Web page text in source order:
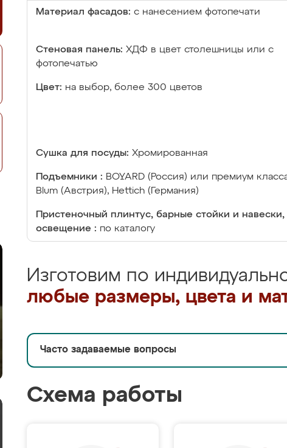
Материал фасадов: с нанесением фотопечати
Стеновая панель: ХДФ в цвет столешницы или с
фотопечатью
Цвет: на выбор, более 300 цветов
Сушка для посуды: Хромированная
Подъемники : BOYARD (Россия) или премиум
Blum (Австрия), Hettich (Германия)
Пристеночный плинтус, барные стойки и навески,
освещение : по каталогу
Изготовим по
любые размеры, цвета и
Часто задаваемые вопросы
Схема работы